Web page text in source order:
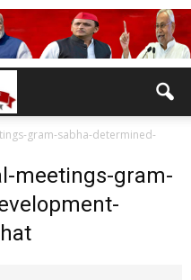
gram-sabha-determined-
meetings-gram-